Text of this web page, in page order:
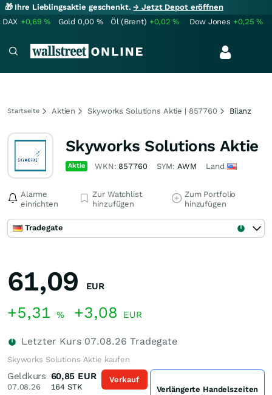
🎁 Ihre Lieblingsaktie geschenkt.→ Jetzt Depot eröffnen
DAX +0,69% Gold 0,00 % Öl (Brent) +0,02% Dow Jones +0,25%
Startseite Aktien Skyworks Solutions Aktie | 857760 Bilanz
Skyworks Solutions Aktie
Aktie WKN: 857760 SYM: AWM Land
Alarme
einrichten
Zur Watchlist
hinzufügen
Zum Portfolio
hinzufügen
Tradegate
61,09 EUR
+5,31 % +3,08 EUR
Letzter Kurs 07.08.26 Tradegate
Skyworks Solutions Aktie kaufen
Geldkurs
07.08.26
60,85 EUR
164 STK
Verkauf
Verlängerte Handelszeiten